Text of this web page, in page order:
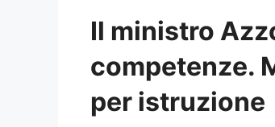
Il ministro
competenze.
per istruzione